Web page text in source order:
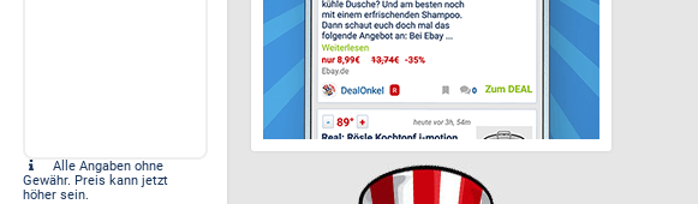
Alle Angaben ohne
Gewähr. Preis kann jetzt
höher sein.